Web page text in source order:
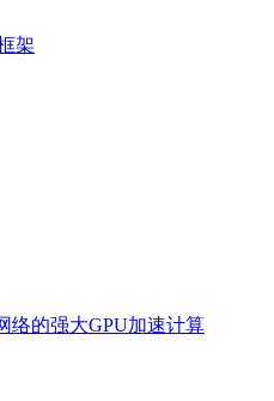
架
络的强大GPU加速计算